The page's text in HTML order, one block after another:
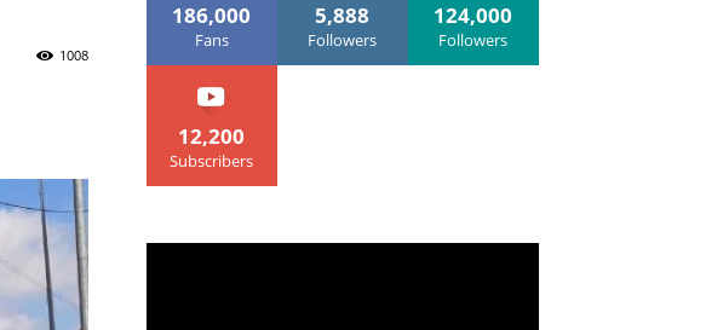
1008
186,000
Fans
5,888
Followers
124,000
Followers
12,200
Subscribers